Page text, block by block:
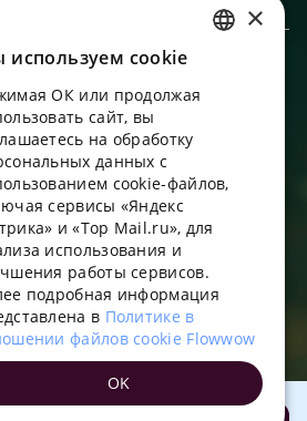
данных
в области информационных
в сети “Интернет” по размещению
продавцов о реализации товаров.
, включенных в реестр
вычислительных машин и
ответственностью «ФЛАУВАУ»
9702020445
вн.тер. г. Муниципальный округ
д. 9, помещ. 2/3.
555-16-15
технологии
на первый заказ!
ENGLISH
UKRAINIAN
PORTUGUESE
FRENCH
TURKISH
×
используем сookie
ОК или продолжая
сайт, вы
на обработку
данных с
cookie-файлов,
сервисы «Яндекс
и «Top Mail.ru», для
использования и
работы сервисов.
подробная информация
в Политике в
файлов cookie Flowwow
OK